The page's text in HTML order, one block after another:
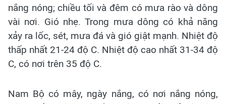
nắng nóng; chiều tối và đêm có mưa rào và dông
vài nơi. Gió nhẹ. Trong mưa dông có khả năng
xảy ra lốc, sét, mưa đá và gió giật mạnh. Nhiệt độ
thấp nhất 21-24 độ C. Nhiệt độ cao nhất 31-34 độ
C, có nơi trên 35 độ C.
Nam Bộ có mây, ngày nắng, có nơi nắng nóng,